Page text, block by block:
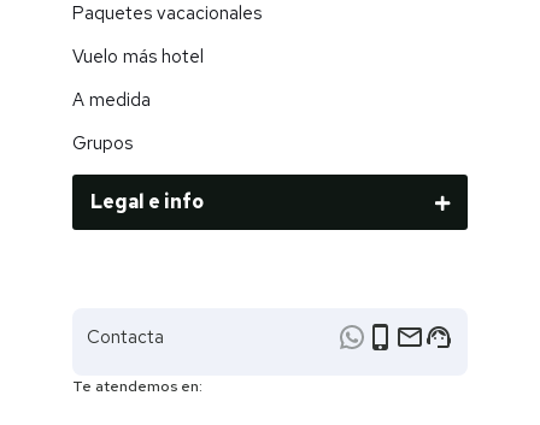
Paquetes vacacionales
Vuelo más hotel
A medida
Grupos
Legal e info
Contacta phone_iphone emailsupport_agent
Te atendemos en: